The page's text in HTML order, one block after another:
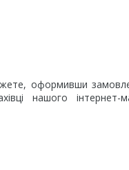
оформивши
нашого інтернет-